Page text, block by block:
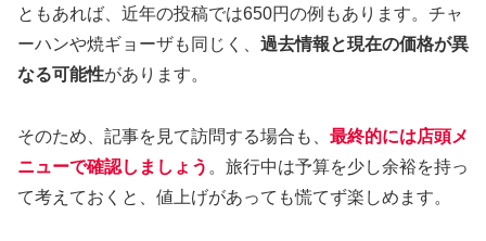
ともあれば、近年の投稿では650円の例もあります。チャ
ーハンや焼ギョーザも同じく、 過去情報と現在の価格が異
なる可能性があります。
そのため、記事を見て訪問する場合も、 最終的には店頭メ
ニューで確認しましょう 。旅行中は予算を少し余裕を持っ
て考えておくと、値上げがあっても慌てず楽しめます。